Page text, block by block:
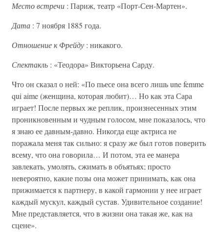
Место встречи : Париж, театр «Порт-Сен-Мартен».
Дата : 7 ноября 1885 года.
Отношение к Фрейду : никакого.
Спектакль : «Теодора» Викторьена Сарду.
Что он сказал о ней: «По пьесе она всего лишь une femme
qui aime (женщина, которая любит)… Но как эта Сара
играет! После первых же реплик, произнесенных этим
проникновенным и чудным голосом, мне показалось, что
я знаю ее давным-давно. Никогда еще актриса не
поражала меня так сильно: я сразу же был готов поверить
всему, что она говорила… И потом, эта ее манера
завлекать, умолять, сжимать в объятьях; просто
невероятно, какие позы она может принимать, как она
прижимается к партнеру, в какой гармонии у нее играет
каждый мускул, каждый сустав. Удивительное создание!
Мне представляется, что в жизни она такая же, как на
сцене».